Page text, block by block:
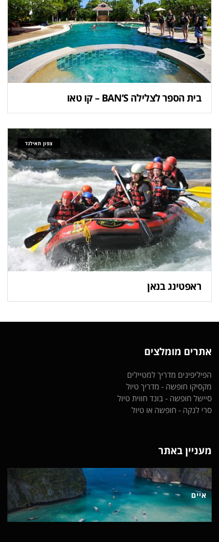
בית הספר לצלילה BAN’S – קו טאו
צפון תאילנד
ראפטינג בנאן
אתרים מומלצים
הפיליפינים מדריך למטיילים
מקסיקו חופשה - מדריך טיול
סיישל חופשה - בונד חווית טיול
סרי לנקה - חופשה או טיול
מעניין באתר
איים